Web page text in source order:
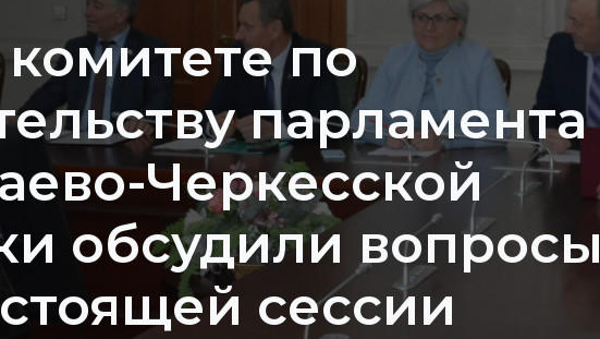
по
парламента
Черкесской
обсудили вопросы
сессии